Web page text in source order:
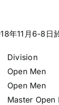
11月6-8日
Division
Open Men
Open Men
Master Open